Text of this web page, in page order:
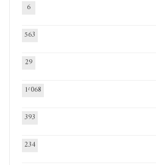
6
563
29
1٬068
393
234